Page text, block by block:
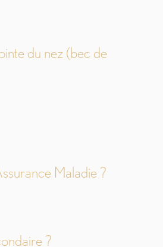
du nez (bec de
Maladie ?
?